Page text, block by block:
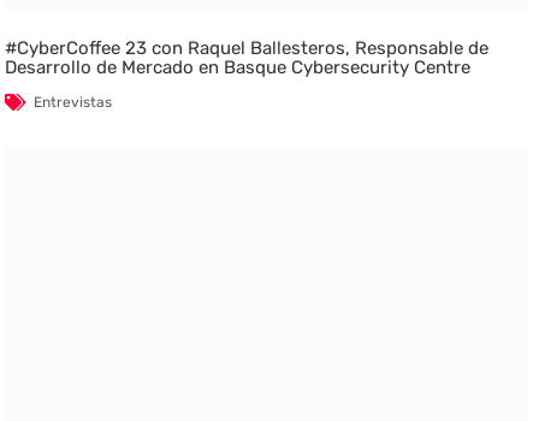
#CyberCoffee 23 con Raquel Ballesteros, Responsable de
Desarrollo de Mercado en Basque Cybersecurity Centre
Entrevistas